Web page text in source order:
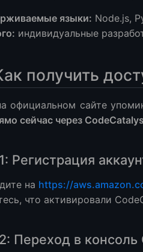
языки: Node.js,
индивидуальные
получить
официальном сайте
сейчас через
Регистрация
на https://
что активировали
Переход в консоль